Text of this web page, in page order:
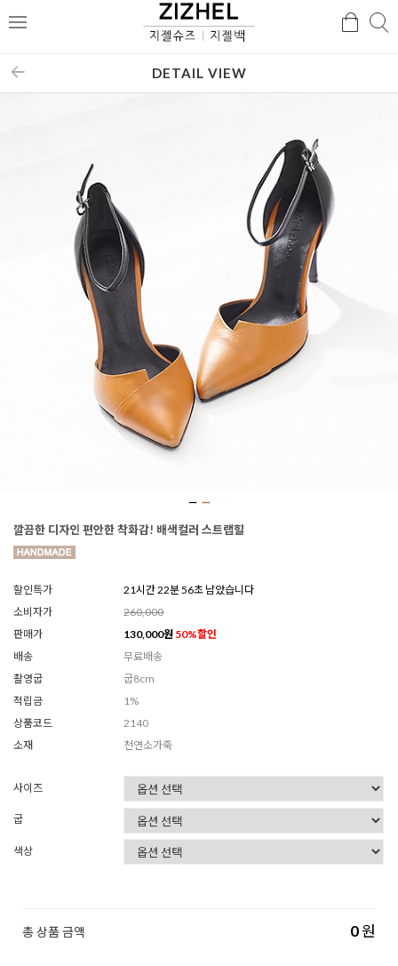
메
검
DETAIL VIEW
깔끔한 디자인 편안한 착화감! 배색컬러 스트랩힐
할인특가
21시간 22분 54초 남았습니다
소비자가
260,000
판매가
130,000원 50%할인
배송
무료배송
촬영굽
굽8cm
적립금
1%
상품코드
2140
소재
천연소가죽
사이즈
굽
색상
총 상품 금액 0원